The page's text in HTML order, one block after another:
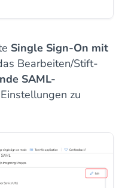
Single Sign-On mit
Bearbeiten/Stift-
SAML-
zu